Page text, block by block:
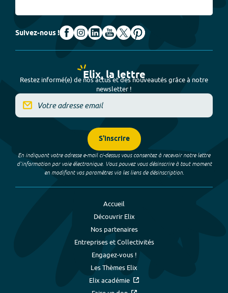
Suivez-nous !
Elix, la lettre
Restez informé(e) de nos actus et des nouveautés grâce à notre
newsletter !
S'inscrire
En indiquant votre adresse e-mail ci-dessus vous consentez à recevoir notre lettre
d’information par voie électronique. Vous pouvez vous désinscrire à tout moment
en modifiant vos paramètres via les liens de désinscription.
Accueil
Découvrir Elix
Nos partenaires
Entreprises et Collectivités
Engagez-vous !
Les Thèmes Elix
Elix académie